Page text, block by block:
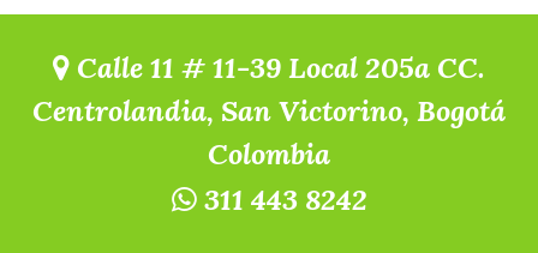
Calle 11 # 11-39 Local 205a CC.
Centrolandia, San Victorino, Bogotá
Colombia
311 443 8242